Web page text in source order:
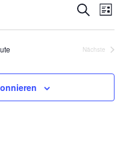
Suche
und
Suche
Liste
Nächste